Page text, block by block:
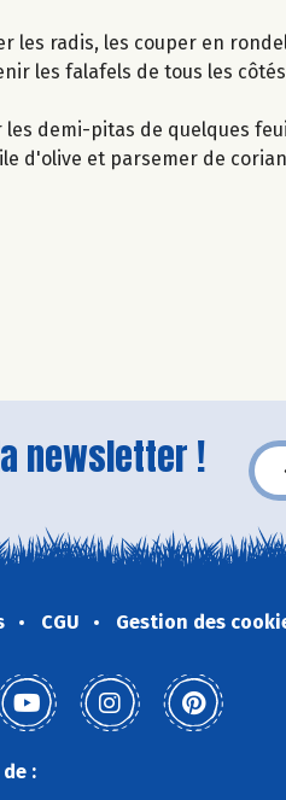
les radis, les couper en
les falafels de tous les
les demi-pitas de quelques
d'olive et parsemer de
newsletter !
CGU Gestion des
: